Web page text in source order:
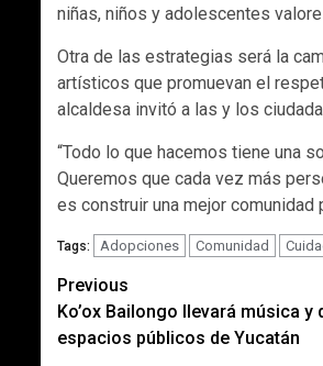
niñas, niños y adolescentes
Otra de las estrategias será la
artísticos que promuevan el
alcaldesa invitó a las y los
“Todo lo que hacemos tiene una
Queremos que cada vez más
es construir una mejor comunidad
Tags: Adopciones Comunidad
Post
navigation
Previous
Ko’ox Bailongo llevará música
espacios públicos de Yucatán